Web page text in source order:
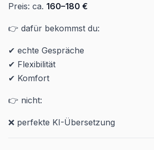
Preis: ca. 160–180 €
👉 dafür bekommst du:
✔ echte Gespräche
✔ Flexibilität
✔ Komfort
👉 nicht:
❌ perfekte KI-Übersetzung